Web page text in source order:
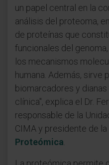
un papel central en la
análisis del proteoma,
de proteínas que
funcionales del
los mecanismos
humana. Además, sirve
biomarcadores y
clínica", explica el Dr.
responsable de la
CIMA y presidente de la
Proteómica